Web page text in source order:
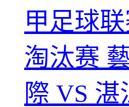
甲足球
淘汰赛
際 VS 湛